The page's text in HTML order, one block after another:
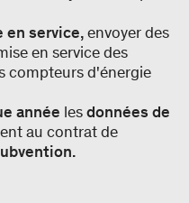
en service,envoyer des
en service des
compteurs d'énergie
année lesdonnées de
au contrat de